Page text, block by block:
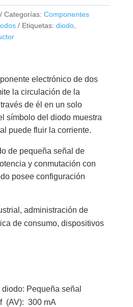
Categorías: Componentes
Etiquetas: diodo,
electrónico de dos
la circulación de la
de él en un solo
símbolo del diodo muestra
puede fluir la corriente.
de pequeña señal de
y conmutación con
posee configuración
administración de
de consumo, dispositivos
Pequeña señal
(AV): 300 mA